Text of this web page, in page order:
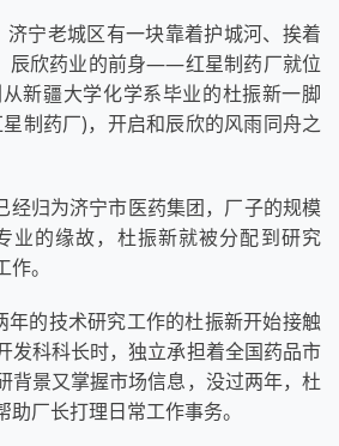
济宁老城区有一块靠着护城河、挨着
辰欣药业的前身——红星制药厂就位
新疆大学化学系毕业的杜振新一脚
制药厂)，开启和辰欣的风雨同舟之
经归为济宁市医药集团，厂子的规模
业的缘故，杜振新就被分配到研究
。
年的技术研究工作的杜振新开始接触
发科科长时，独立承担着全国药品市
背景又掌握市场信息，没过两年，杜
厂长打理日常工作事务。